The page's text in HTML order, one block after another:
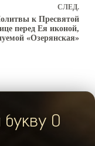
СЛЕД.
к Пресвятой
перед Ея иконой,
«Озерянская»
букву О